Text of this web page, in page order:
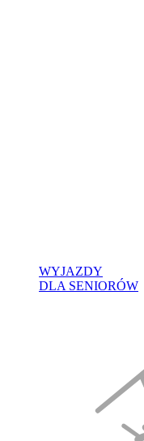
WYJAZDY
DLA SENIORÓW